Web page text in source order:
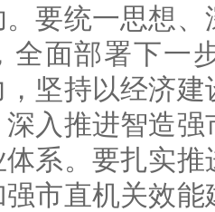
要统一思想
全面部署下一
坚持以经济
入推进智造
系。要扎实
市直机关效